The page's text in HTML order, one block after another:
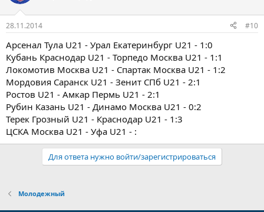
28.11.2014 #10
Арсенал Тула U21 - Урал Екатеринбург U21 - 1:0
Кубань Краснодар U21 - Торпедо Москва U21 - 1:1
Локомотив Москва U21 - Спартак Москва U21 - 1:2
Мордовия Саранск U21 - Зенит СПб U21 - 2:1
Ростов U21 - Амкар Пермь U21 - 2:1
Рубин Казань U21 - Динамо Москва U21 - 0:2
Терек Грозный U21 - Краснодар U21 - 1:3
ЦСКА Москва U21 - Уфа U21 - :
Для ответа нужно войти/зарегистрироваться
Молодежный